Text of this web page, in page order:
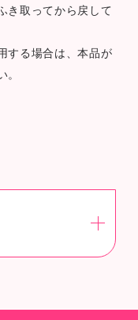
き取ってから戻して
する場合は、本品が
。